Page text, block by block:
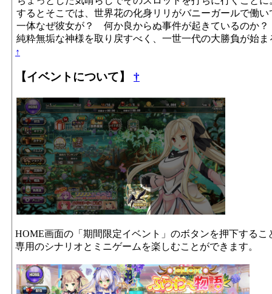
するとそこでは、世界花の化身リリがバニーガールで働い
一体なぜ彼女が？ 何か良からぬ事件が起きているのか？
純粋無垢な神様を取り戻すべく、一世一代の大勝負が始ま
↑
【イベントについて】 †
HOME画面の「期間限定イベント」のボタンを押下するこ
専用のシナリオとミニゲームを楽しむことができます。